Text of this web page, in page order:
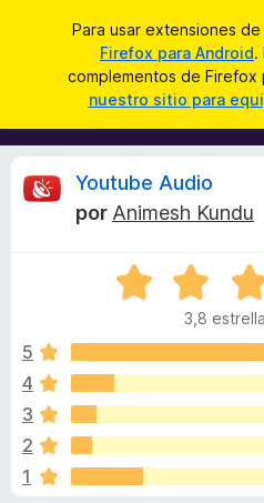
Para usar extensiones
Firefox para Android.
complementos de Firefox
nuestro sitio para
B
u
c
o
d
e
c
o
p
l
e
m
a
R
i
s
i
Youtube Audio
por Animesh Kundu
S
a
o
ó
o
3,8
5
4
3
2
1